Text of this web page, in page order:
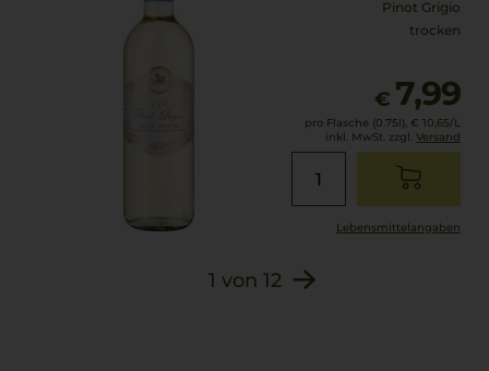
Pinot Grigio
trocken
€ 7,99
pro Flasche (0.75l), € 10,65/L
inkl. MwSt. zzgl. Versand
Lebensmittel­angaben
1 von 12